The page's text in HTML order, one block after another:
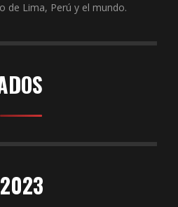
de Lima, Perú y el mundo.